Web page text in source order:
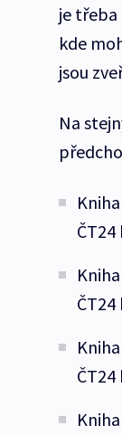
je třeba
kde
jsou
Na